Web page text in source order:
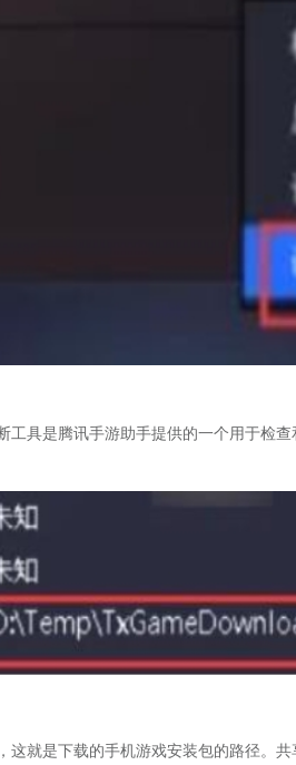
工具是腾讯手游助手提供的一个用于检
这就是下载的手机游戏安装包的路径。